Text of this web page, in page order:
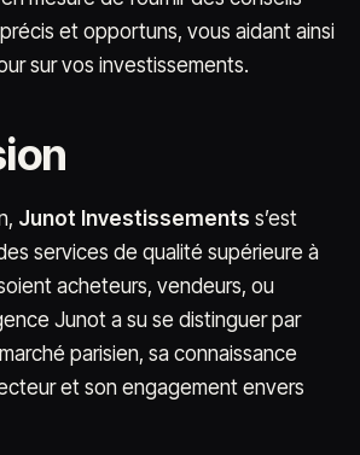
et opportuns, vous aidant ainsi
sur vos investissements.
Junot Investissements s’est
services de qualité supérieure à
acheteurs, vendeurs, ou
Junot a su se distinguer par
parisien, sa connaissance
et son engagement envers